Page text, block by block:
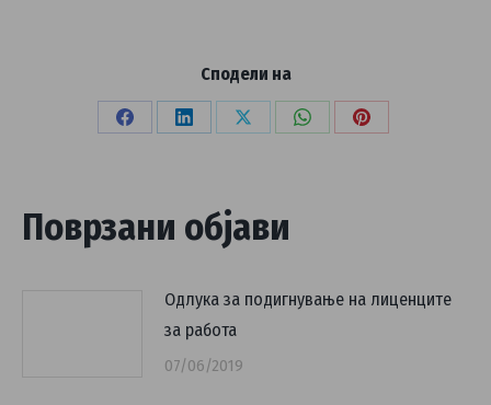
Сподели на
Share
Share
Share
Share
Share
Поврзани објави
Одлука за подигнување на лиценците
за работа
07/06/2019